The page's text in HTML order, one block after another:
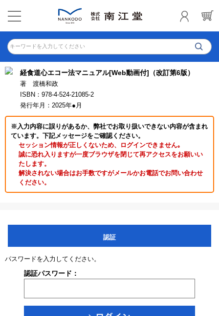
キーワードを入力してください
経食道心エコー法マニュアル[Web動画付]（改訂第6版）
著 渡橋和政
ISBN：978-4-524-21085-2
発行年月：2025年●月
※入力内容に誤りがあるか、弊社でお取り扱いできない内容が含まれ
ています。下記メッセージをご確認ください。
セッション情報が正しくないため、ログインできません｡
誠に恐れ入りますが一度ブラウザを閉じて再アクセスをお願いい
たします。
解決されない場合はお手数ですがメールかお電話でお問い合わせ
ください。
認証
パスワードを入力してください。
認証パスワード：